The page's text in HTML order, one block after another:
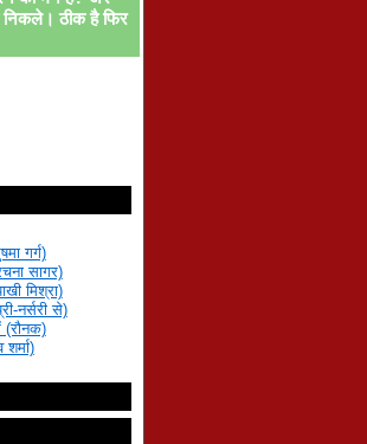
निकले। ठीक है फिर
गर्ग)
सागर)
मिश्रा)
नर्सरी से)
शर्मा)